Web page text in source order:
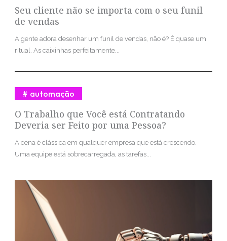
Seu cliente não se importa com o seu funil
de vendas
A gente adora desenhar um funil de vendas, não é? É quase um
ritual. As caixinhas perfeitamente...
O Trabalho que Você está Contratando
Deveria ser Feito por uma Pessoa?
automação
A cena é clássica em qualquer empresa que está crescendo.
Uma equipe está sobrecarregada, as tarefas...